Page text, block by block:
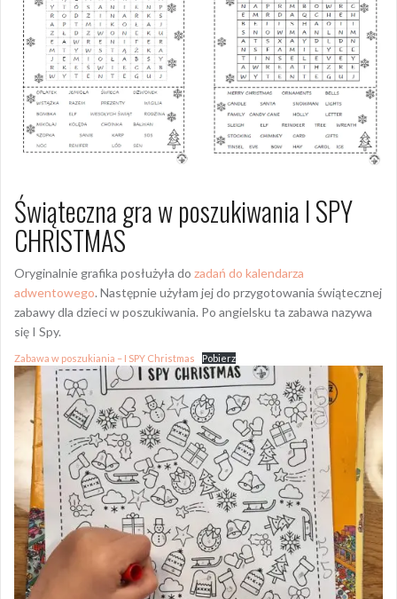
Świąteczna gra w poszukiwania I SPY
CHRISTMAS
Oryginalnie grafika posłużyła do zadań do kalendarza
adwentowego. Następnie użyłam jej do przygotowania świątecznej
zabawy dla dzieci w poszukiwania. Po angielsku ta zabawa nazywa
się I Spy.
Zabawa w poszukiania – I SPY Christmas Pobierz